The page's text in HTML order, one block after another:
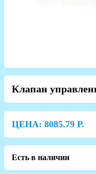
Клапан
ЦЕНА: 8085.79 Р.
Есть в наличии